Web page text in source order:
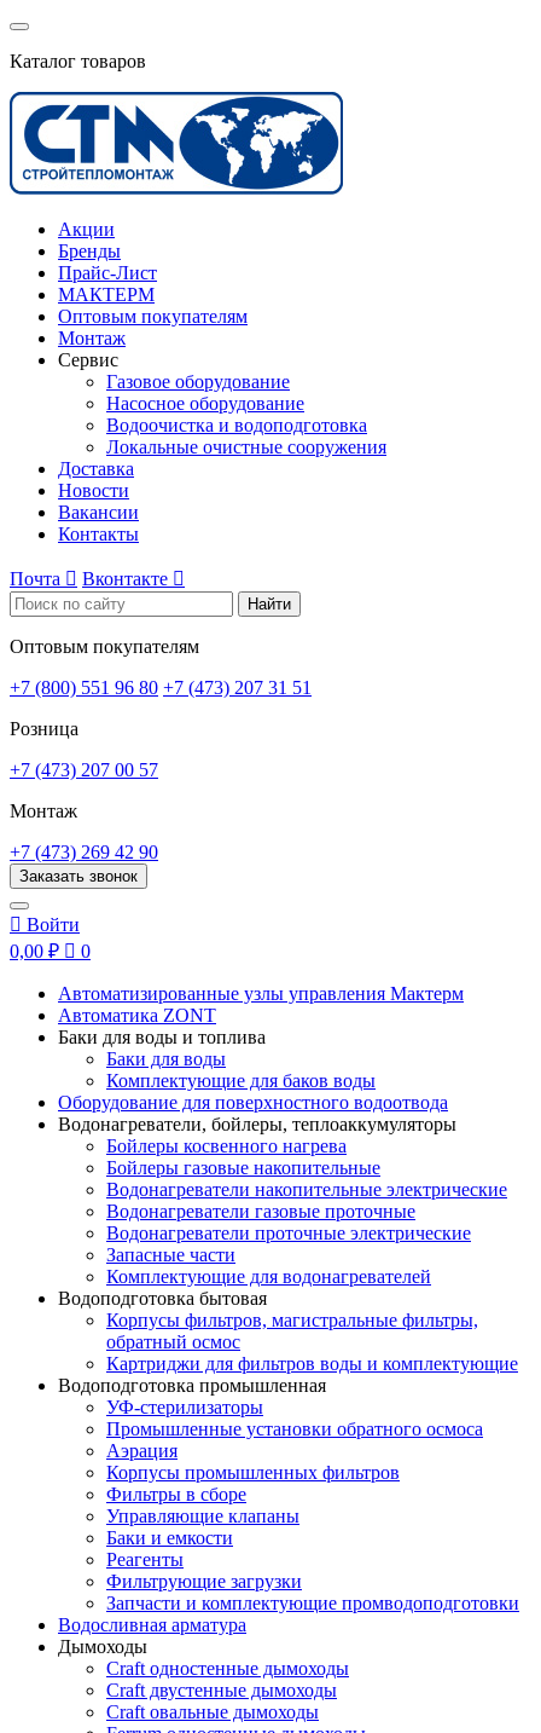
Каталог товаров
Акции
Бренды
Прайс-Лист
МАКТЕРМ
Оптовым покупателям
Монтаж
Сервис
Газовое оборудование
Насосное оборудование
Водоочистка и водоподготовка
Локальные очистные сооружения
Доставка
Новости
Вакансии
Контакты
Почта  Вконтакте 
Найти
Оптовым покупателям
+7 (800) 551 96 80 +7 (473) 207 31 51
Розница
+7 (473) 207 00 57
Монтаж
+7 (473) 269 42 90
Заказать звонок
 Войти
0,00 ₽  0
Автоматизированные узлы управления Мактерм
Автоматика ZONT
Баки для воды и топлива
Баки для воды
Комплектующие для баков воды
Оборудование для поверхностного водоотвода
Водонагреватели, бойлеры, теплоаккумуляторы
Бойлеры косвенного нагрева
Бойлеры газовые накопительные
Водонагреватели накопительные электрические
Водонагреватели газовые проточные
Водонагреватели проточные электрические
Запасные части
Комплектующие для водонагревателей
Водоподготовка бытовая
Корпусы фильтров, магистральные фильтры,
обратный осмос
Картриджи для фильтров воды и комплектующие
Водоподготовка промышленная
УФ-стерилизаторы
Промышленные установки обратного осмоса
Аэрация
Корпусы промышленных фильтров
Фильтры в сборе
Управляющие клапаны
Баки и емкости
Реагенты
Фильтрующие загрузки
Запчасти и комплектующие промводоподготовки
Водосливная арматура
Дымоходы
Craft одностенные дымоходы
Craft двустенные дымоходы
Craft овальные дымоходы